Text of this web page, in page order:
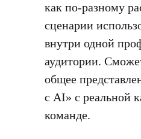
как по-разному
сценарии
внутри одной
аудитории.
общее
с AI» с реальной
команде.